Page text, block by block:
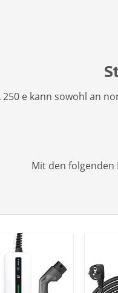
250 e kann sowohl an
Mit den folgenden